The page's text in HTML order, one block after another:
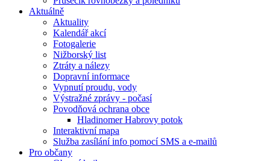
Aktuálně
Aktuality
Kalendář akcí
Fotogalerie
Nižborský list
Ztráty a nálezy
Dopravní informace
Vypnutí proudu, vody
Výstražné zprávy - počasí
Povodňová ochrana obce
Hladinomer Habrovy potok
Interaktivní mapa
Služba zasílání info pomocí SMS a e-mailů
Pro občany